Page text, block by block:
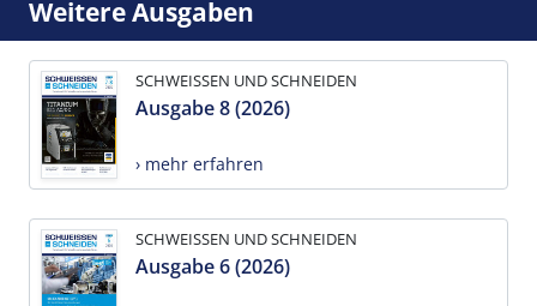
Weitere Ausgaben
SCHWEISSEN UND SCHNEIDEN
Ausgabe 8 (2026)
› mehr erfahren
SCHWEISSEN UND SCHNEIDEN
Ausgabe 6 (2026)